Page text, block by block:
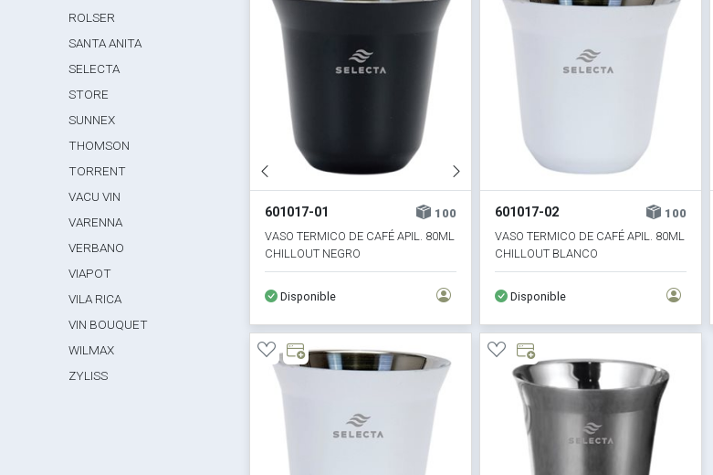
ROLSER
SANTA ANITA
SELECTA
STORE
SUNNEX
THOMSON
TORRENT
VACU VIN
VARENNA
VERBANO
VIAPOT
VILA RICA
VIN BOUQUET
WILMAX
ZYLISS
601017-01
100
VASO TERMICO DE CAFÉ APIL. 80ML
CHILLOUT NEGRO
Disponible
601017-02
100
VASO TERMICO DE CAFÉ APIL. 80ML
CHILLOUT BLANCO
Disponible